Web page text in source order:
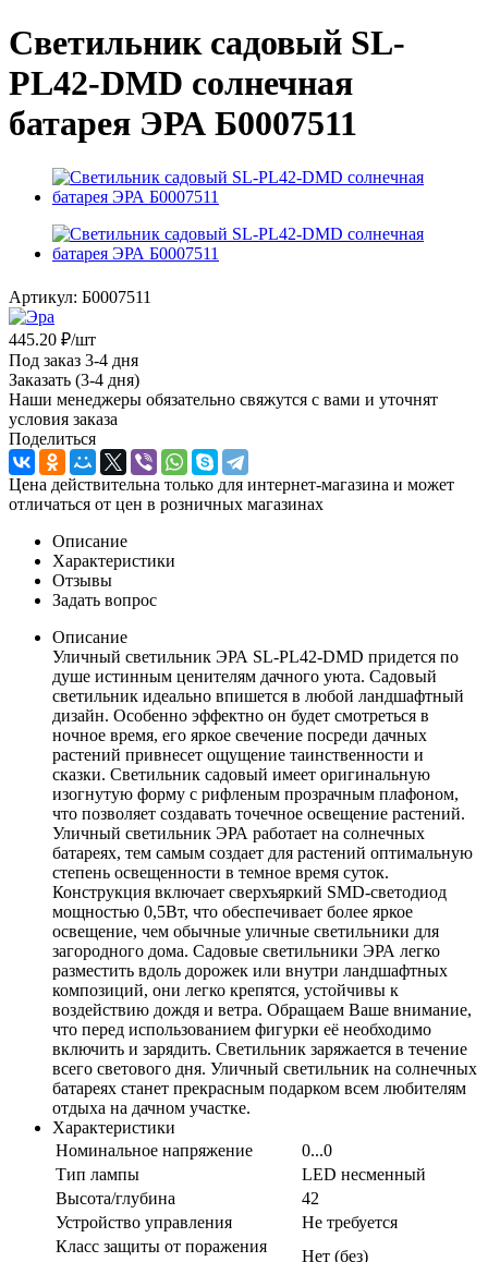
Светильник садовый SL-
PL42-DMD солнечная
батарея ЭРА Б0007511
Артикул: Б0007511
445.20 ₽/шт
Под заказ 3-4 дня
Заказать (3-4 дня)
Наши менеджеры обязательно свяжутся с вами и уточнят
условия заказа
Поделиться
Цена действительна только для интернет-магазина и может
отличаться от цен в розничных магазинах
Описание
Характеристики
Отзывы
Задать вопрос
Описание
Уличный светильник ЭРА SL-PL42-DMD придется по
душе истинным ценителям дачного уюта. Садовый
светильник идеально впишется в любой ландшафтный
дизайн. Особенно эффектно он будет смотреться в
ночное время, его яркое свечение посреди дачных
растений привнесет ощущение таинственности и
сказки. Светильник садовый имеет оригинальную
изогнутую форму с рифленым прозрачным плафоном,
что позволяет создавать точечное освещение растений.
Уличный светильник ЭРА работает на солнечных
батареях, тем самым создает для растений оптимальную
степень освещенности в темное время суток.
Конструкция включает сверхъяркий SMD-светодиод
мощностью 0,5Вт, что обеспечивает более яркое
освещение, чем обычные уличные светильники для
загородного дома. Садовые светильники ЭРА легко
разместить вдоль дорожек или внутри ландшафтных
композиций, они легко крепятся, устойчивы к
воздействию дождя и ветра. Обращаем Ваше внимание,
что перед использованием фигурки её необходимо
включить и зарядить. Светильник заряжается в течение
всего светового дня. Уличный светильник на солнечных
батареях станет прекрасным подарком всем любителям
отдыха на дачном участке.
Характеристики
Номинальное напряжение
0...0
Тип лампы
LED несменный
Высота/глубина
42
Устройство управления
Не требуется
Класс защиты от поражения
Нет (без)